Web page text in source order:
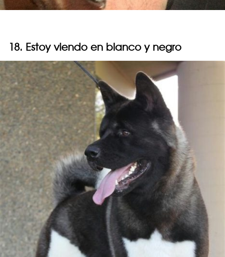
18. Estoy viendo en blanco y negro